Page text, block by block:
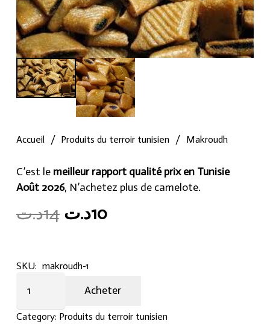
Accueil / Produits du terroir tunisien / Makroudh
C’est le meilleur rapport qualité prix en Tunisie
Août 2026, N’achetez plus de camelote.
14د.ت Original
10د.ت Current
SKU: makroudh-1
quantity
Acheter
Category: Produits du terroir tunisien